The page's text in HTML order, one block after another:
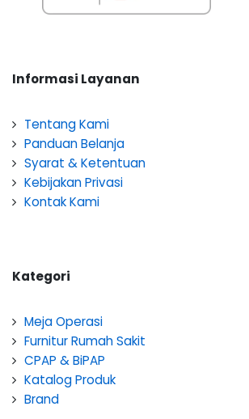
Informasi Layanan
Tentang Kami
Panduan Belanja
Syarat & Ketentuan
Kebijakan Privasi
Kontak Kami
Kategori
Meja Operasi
Furnitur Rumah Sakit
CPAP & BiPAP
Katalog Produk
Brand